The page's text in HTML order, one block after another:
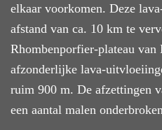
elkaar voorkomen. Deze
afstand van ca. 10 km te
Rhombenporfier-plateau van
afzonderlijke lava-
ruim 900 m. De afzettingen
een aantal malen